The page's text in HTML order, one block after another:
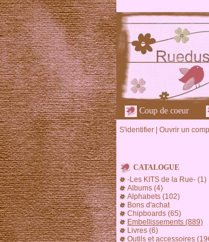
Coup de coeur
S'identifier
Ouvrir un
CATALOGUE
-Les KITS de la Rue- (1)
Albums (4)
Alphabets (102)
Bons d'achat
Chipboards (65)
Embellissements (889)
Livres (6)
Outils et accessoires